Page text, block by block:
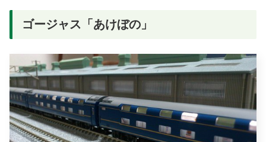
ゴージャス「あけぼの」